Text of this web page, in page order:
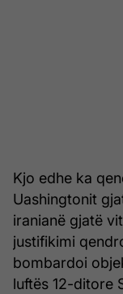
Kjo edhe ka
Uashingtonit
iranianë gjatë
justifikimi
bombardoi
luftës 12-ditore